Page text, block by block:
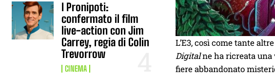
I Pronipoti:
confermato il film
live-action con Jim
Carrey, regia di Colin
Trevorrow
CINEMA
L’E3, così come tante
Digitalne ha ricreata
fiere abbandonato